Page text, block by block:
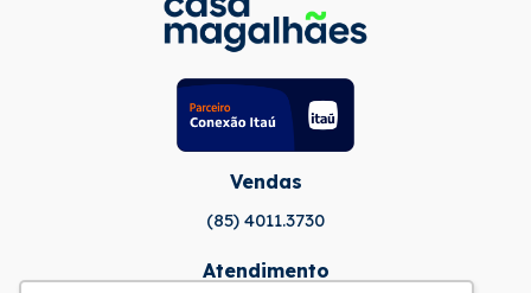
Vendas
(85) 4011.3730
Atendimento